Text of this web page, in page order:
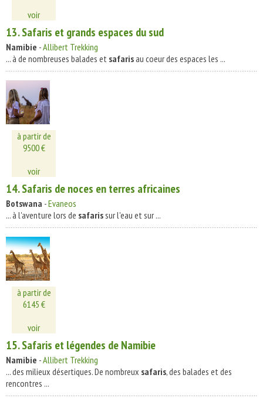
voir
13.Safaris et grands espaces du sud
Namibie -Allibert Trekking
... à de nombreuses balades et safarisau coeur des espaces les ...
à partir de
9500 €
voir
14.Safaris de noces en terres africaines
Botswana -Evaneos
... à l'aventure lors de safarissur l'eau et sur ...
à partir de
6145 €
voir
15.Safaris et légendes de Namibie
Namibie -Allibert Trekking
... des milieux désertiques. De nombreux safaris, des balades et des
rencontres ...